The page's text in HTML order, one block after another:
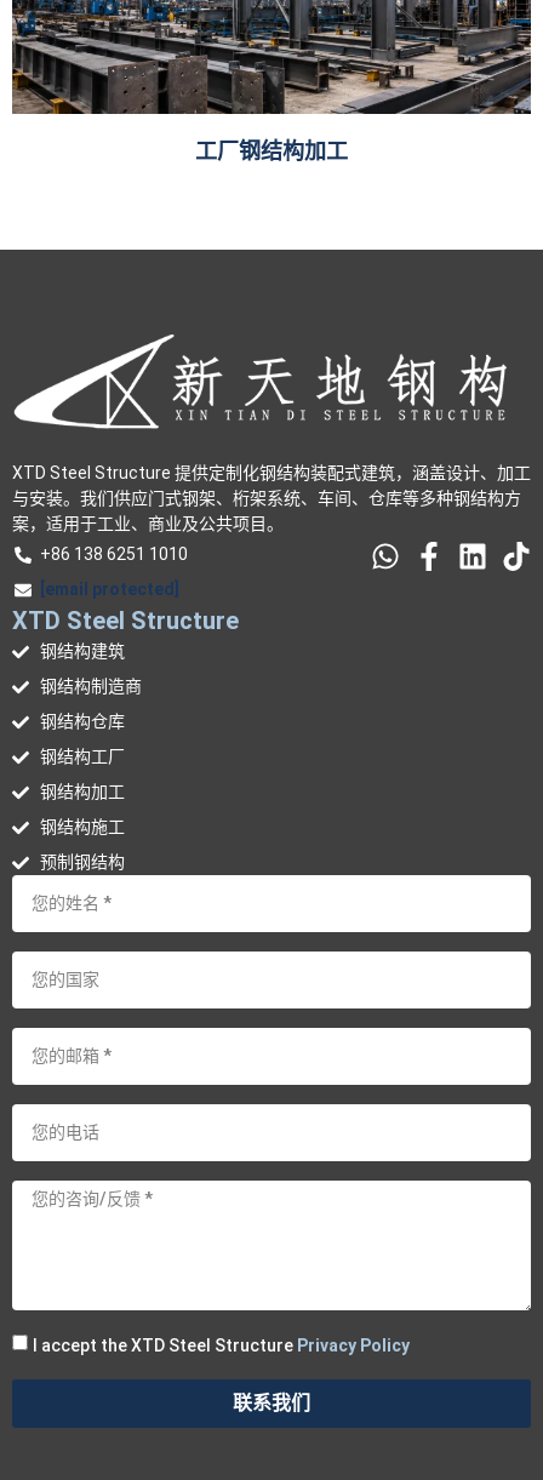
工厂钢结构加工
XTD Steel Structure 提供定制化钢结构装配式建筑，涵盖设计、加工
与安装。我们供应门式钢架、桁架系统、车间、仓库等多种钢结构方
案，适用于工业、商业及公共项目。
+86 138 6251 1010
[email protected]
XTD Steel Structure
钢结构建筑
钢结构制造商
钢结构仓库
钢结构工厂
钢结构加工
钢结构施工
预制钢结构
I accept the XTD Steel Structure Privacy Policy
联系我们